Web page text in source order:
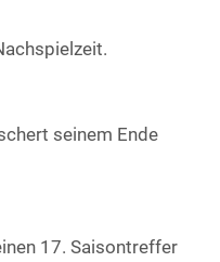
seinem Ende
17. Saisontreffer